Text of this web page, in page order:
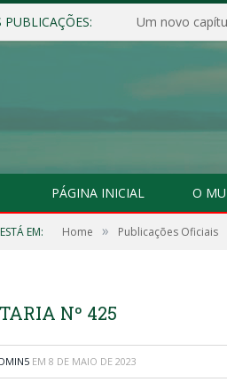
Um novo
PÁGINA INICIAL O
EM: Home » Publicações Oficiais
Nº 425
EM 8 DE MAIO DE 2023